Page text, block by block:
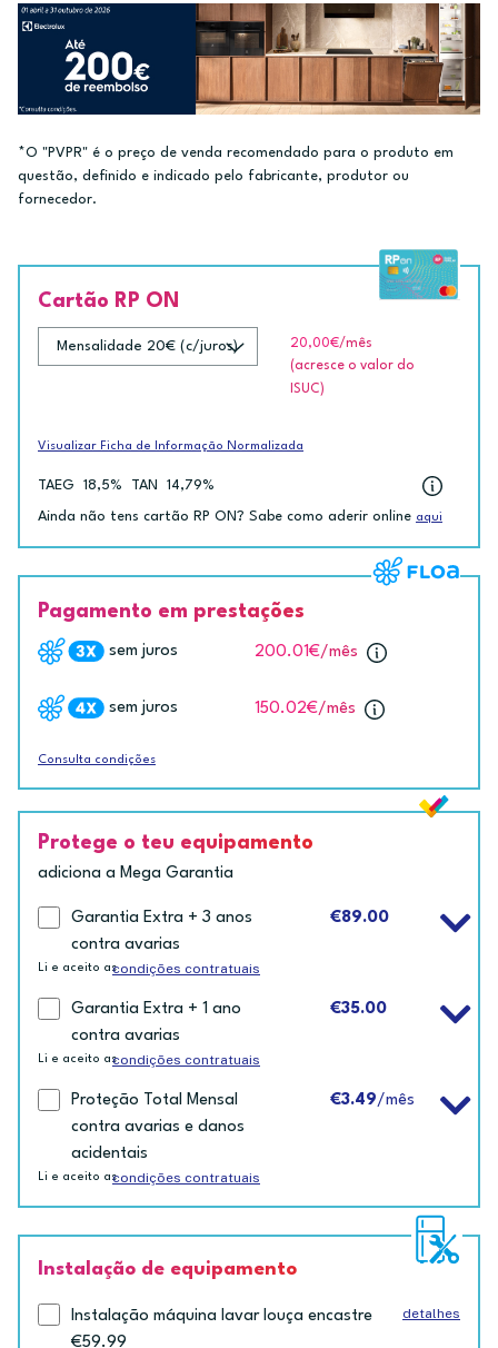
*O "PVPR" é o preço de venda recomendado para o produto em
questão, definido e indicado pelo fabricante, produtor ou
fornecedor.
Cartão RP ON
20,00€/mês
(acresce o valor do
ISUC)
Visualizar Ficha de Informação Normalizada
TAEG 18,5% TAN 14,79%
Ainda não tens cartão RP ON? Sabe como aderir online aqui
Pagamento em prestações
sem juros 200.01€/mês
sem juros 150.02€/mês
Consulta condições
Protege o teu equipamento
adiciona a Mega Garantia
Garantia Extra + 3 anos
contra avarias
€89.00
Li e aceito ascondições contratuais
Garantia Extra + 1 ano
contra avarias
€35.00
Li e aceito ascondições contratuais
Proteção Total Mensal
contra avarias e danos
acidentais
€3.49/mês
Li e aceito ascondições contratuais
Instalação de equipamento
Instalação máquina lavar louça encastre
€59.99
detalhes